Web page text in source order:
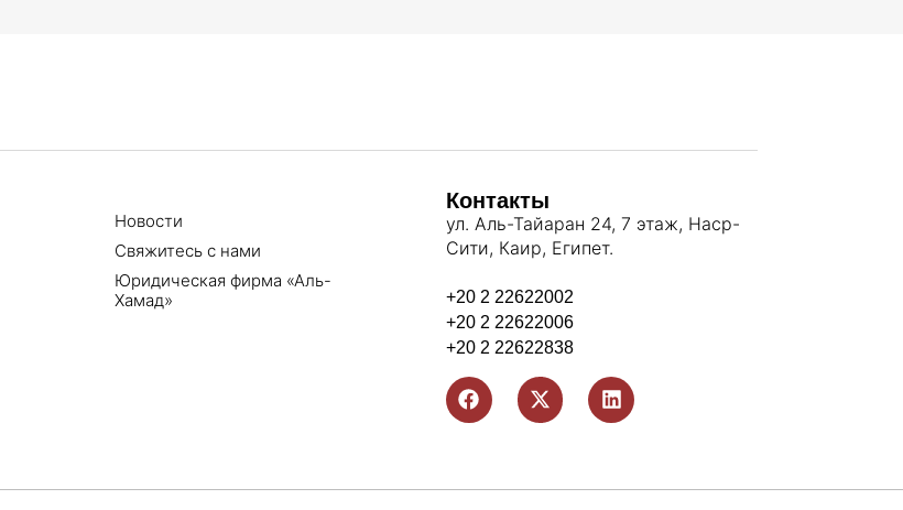
Новости
Свяжитесь с нами
Юридическая фирма «Аль-
Хамад»
Контакты
ул. Аль-Тайаран 24, 7 этаж, Наср-
Сити, Каир, Египет.
+20 2 22622002
+20 2 22622006
+20 2 22622838